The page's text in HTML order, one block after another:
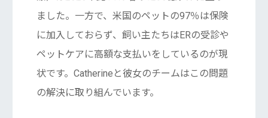
ました。一方で、米国のペットの97％は保険
に加入しておらず、飼い主たちはERの受診や
ペットケアに高額な支払いをしているのが現
状です。Catherineと彼女のチームはこの問題
の解決に取り組んでいます。